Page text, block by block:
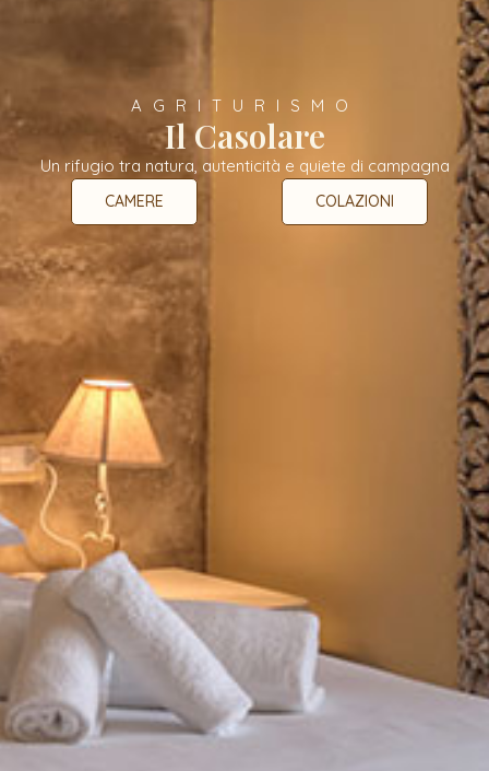
AGRITURISMO
Il Casolare
Un rifugio tra natura, autenticità e quiete di campagna
CAMERE COLAZIONI